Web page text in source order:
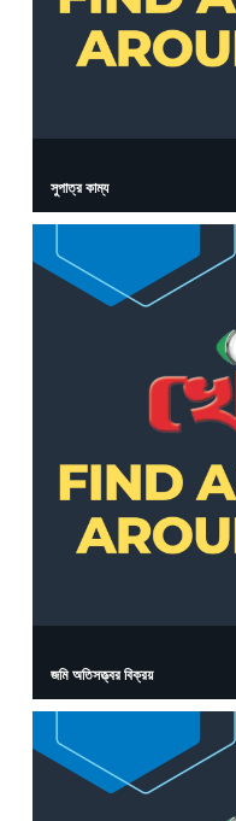
সুপাত্র কাম্য
জমি অতিসত্ত্বর বিক্রয়